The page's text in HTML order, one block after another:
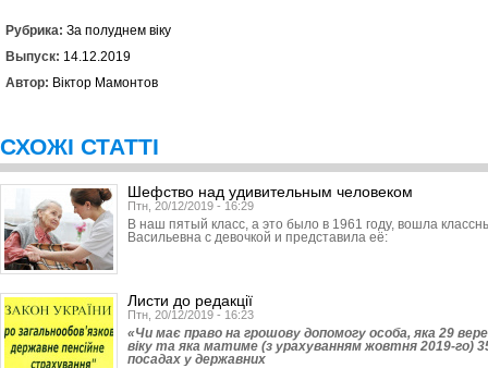
Рубрика: За полуднем віку
Выпуск: 14.12.2019
Автор: Віктор Мамонтов
СХОЖІ СТАТТІ
Шефство над удивительным человеком
Птн, 20/12/2019 - 16:29
В наш пятый класс, а это было в 1961 году, вошла
Васильевна с девочкой и представила её:
Листи до редакції
Птн, 20/12/2019 - 16:23
«Чи має право на грошову допомогу особа, яка 29
віку та яка матиме (з урахуванням жовтня 2019-го)
посадах у державних